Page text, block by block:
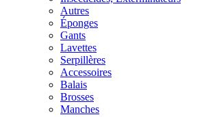
Autres
Éponges
Gants
Lavettes
Serpillères
Accessoires
Balais
Brosses
Manches